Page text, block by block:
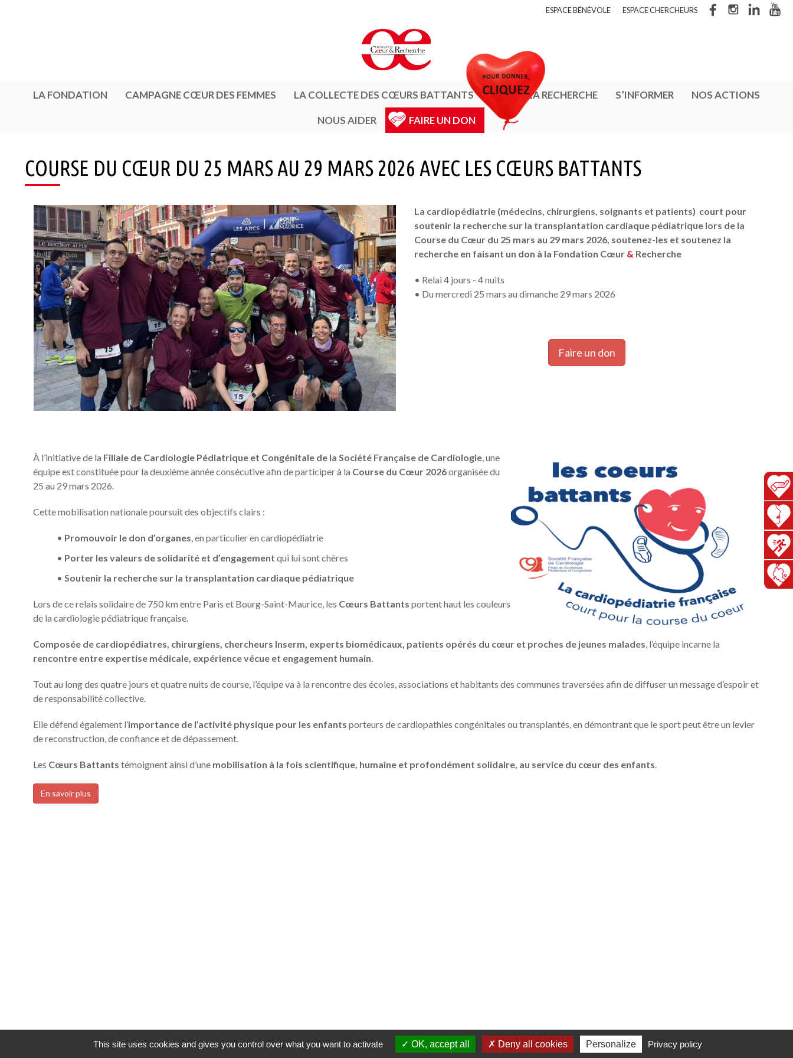
ESPACE BÉNÉVOLE ESPACE CHERCHEURS
LA FONDATION CAMPAGNE CŒUR DES FEMMES LA COLLECTE DES CŒURS BATTANTS SUIVRE LA RECHERCHE S’INFORMER NOS ACTIONS
NOUS AIDER FAIRE UN DON
COURSE DU CŒUR DU 25 MARS AU 29 MARS 2026 AVEC LES CŒURS BATTANTS
La cardiopédiatrie (médecins, chirurgiens, soignants et patients) court pour
soutenir la recherche sur la transplantation cardiaque pédiatrique lors de la
Course du Cœur du 25 mars au 29 mars 2026, soutenez-les et soutenez la
recherche en faisant un don à la Fondation Cœur & Recherche
• Relai 4 jours - 4 nuits
• Du mercredi 25 mars au dimanche 29 mars 2026
Faire un don
À l’initiative de la Filiale de Cardiologie Pédiatrique et Congénitale de la Société Française de Cardiologie, une
équipe est constituée pour la deuxième année consécutive afin de participer à la Course du Cœur 2026organisée du
25 au 29 mars 2026.
Cette mobilisation nationale poursuit des objectifs clairs :
• Promouvoir le don d’organes, en particulier en cardiopédiatrie
• Porter les valeurs de solidarité et d’engagement qui lui sont chères
•Soutenir la recherche sur la transplantation cardiaque pédiatrique
Lors de ce relais solidaire de 750 km entre Paris et Bourg-Saint-Maurice, les Cœurs Battants portent haut les couleurs
de la cardiologie pédiatrique française.
Composée de cardiopédiatres, chirurgiens, chercheurs Inserm, experts biomédicaux, patients opérés du cœur et proches de jeunes malades, l’équipe incarne la
rencontre entre expertise médicale, expérience vécue et engagement humain.
Tout au long des quatre jours et quatre nuits de course, l’équipe va à la rencontre des écoles, associations et habitants des communes traversées afin de diffuser un message d’espoir et
de responsabilité collective.
Elle défend également l’importance de l’activité physique pour les enfants porteurs de cardiopathies congénitales ou transplantés, en démontrant que le sport peut être un levier
de reconstruction, de confiance et de dépassement.
Les Cœurs Battants témoignent ainsi d’une mobilisation à la fois scientifique, humaine et profondément solidaire, au service du cœur des enfants.
En savoir plus
This site uses cookies and gives you control over what you want to activate OK, accept all Deny all cookies Personalize Privacy policy